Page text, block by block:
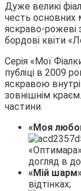
Дуже великі
честь основних
яскраво-рожеві
бордові квіти
Серія «Мої
публіці в 2009
яскравою
зовнішнім
частини.
«Моя
«Мій
відтінках;